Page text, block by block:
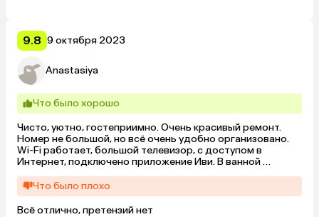
9.8 9 октября 2023
Anastasiya
Что было хорошо
Чисто, уютно, гостеприимно. Очень красивый ремонт.
Номер не большой, но всё очень удобно организовано.
Wi-Fi работает, большой телевизор, с доступом в
Интернет, подключено приложение Иви. В ванной
кухня: микроволновка, холодильник, плита, вся посуда.
До центра минут 10 с горки, обратно на такси - не
рискнули подниматься 😂.
Что было плохо
Всё отлично, претензий нет